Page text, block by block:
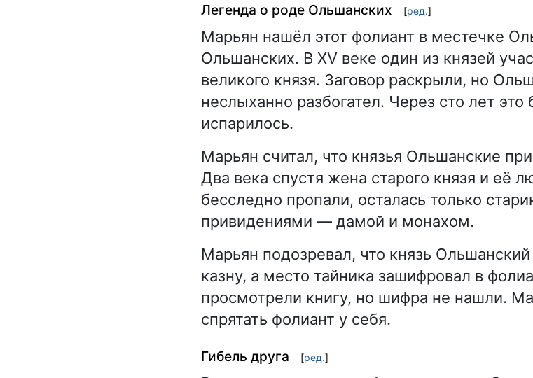
Легенда о роде Ольшанских [ред.]
Марьян нашёл этот фолиант в местечке
Ольшанских. В XV веке один из князей
великого князя. Заговор раскрыли, но
неслыханно разбогател. Через сто лет это
испарилось.
Марьян считал, что князья Ольшанские
Два века спустя жена старого князя и её
бесследно пропали, осталась только
привидениями — дамой и монахом.
Марьян подозревал, что князь
казну, а место тайника зашифровал в
просмотрели книгу, но шифра не нашли.
спрятать фолиант у себя.
Гибель друга [ред.]